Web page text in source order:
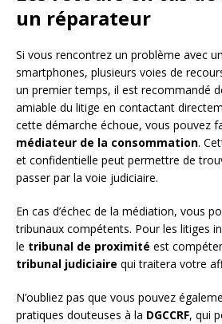
un réparateur
Si vous rencontrez un problème avec
smartphones, plusieurs voies de
un premier temps, il est recommandé
amiable du litige en contactant
cette démarche échoue, vous pouvez
médiateur de la consommation.
et confidentielle peut permettre de
passer par la voie judiciaire.
En cas d’échec de la médiation, vous
tribunaux compétents. Pour les litiges
le tribunal de proximité est
tribunal judiciaire qui traitera votre
N’oubliez pas que vous pouvez
pratiques douteuses à la DGCCRF, qui